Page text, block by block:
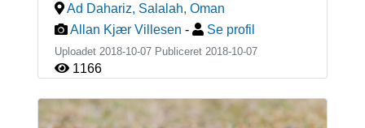
Ad Dahariz, Salalah, Oman
Allan Kjær Villesen - Se profil
Uploadet 2018-10-07 Publiceret 2018-10-07
1166